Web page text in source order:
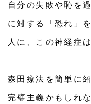
自分の失敗や恥を
に対する「恐れ」
人に、この神経症
森田療法を簡単に
完璧主義かもしれ